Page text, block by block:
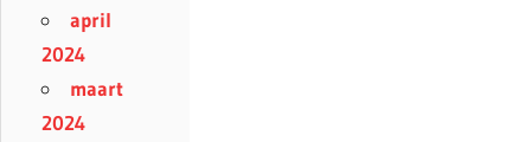
april
2024
maart
2024